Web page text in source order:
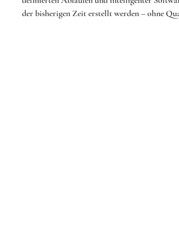
der bisherigen Zeit erstellt werden – ohne